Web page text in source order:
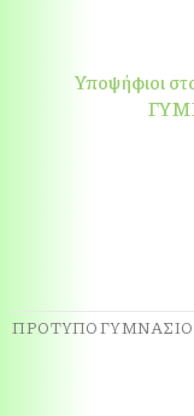
Υποψήφιοι
ΠΡΟΤΥΠΟ